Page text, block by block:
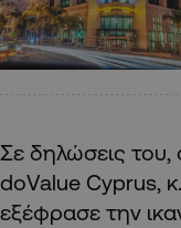
Σε δηλώσεις
doValue Cyprus,
εξέφρασε την